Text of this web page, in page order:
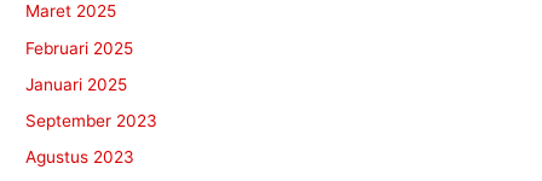
Maret 2025
Februari 2025
Januari 2025
September 2023
Agustus 2023